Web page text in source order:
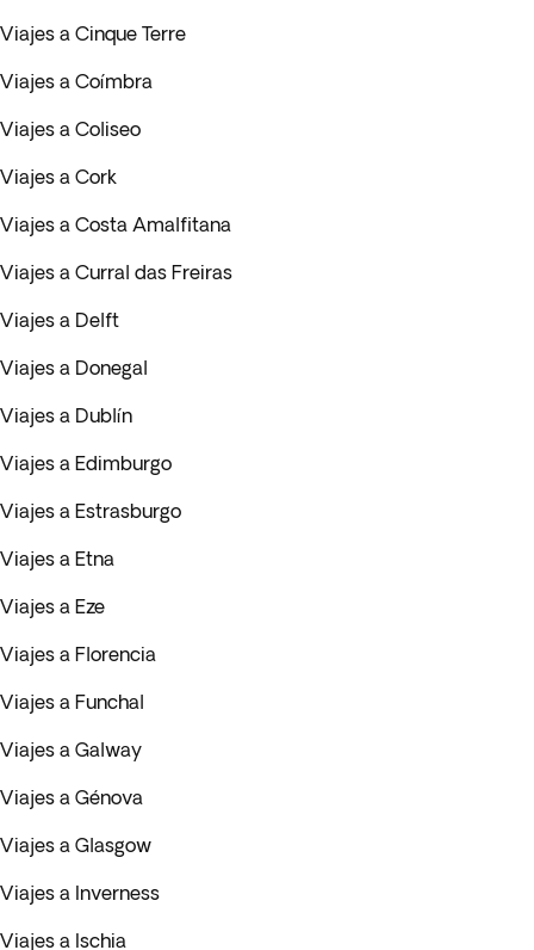
Viajes a Cinque Terre
Viajes a Coímbra
Viajes a Coliseo
Viajes a Cork
Viajes a Costa Amalfitana
Viajes a Curral das Freiras
Viajes a Delft
Viajes a Donegal
Viajes a Dublín
Viajes a Edimburgo
Viajes a Estrasburgo
Viajes a Etna
Viajes a Eze
Viajes a Florencia
Viajes a Funchal
Viajes a Galway
Viajes a Génova
Viajes a Glasgow
Viajes a Inverness
Viajes a Ischia